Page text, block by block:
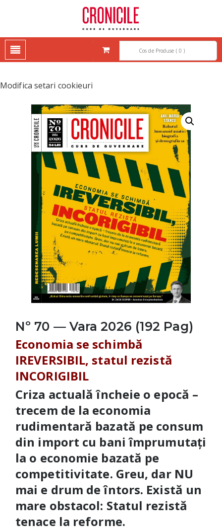
Modifica setari cookieuri
CRONICILE – CURS DE
GUVERNARE
CRONICILE – CURS DE GUVERNARE
Cos de Produse ( 0 )
Nº 70 — Vara 2026 (192 Pag)
Economia se schimbă
IREVERSIBIL, statul rezistă
INCORIGIBIL
Criza actuală încheie o epocă –
trecem de la economia
rudimentară bazată pe consum
din import cu bani împrumutați
la o economie bazată pe
competitivitate. Greu, dar NU
mai e drum de întors. Există un
mare obstacol: Statul rezistă
tenace la reforme.